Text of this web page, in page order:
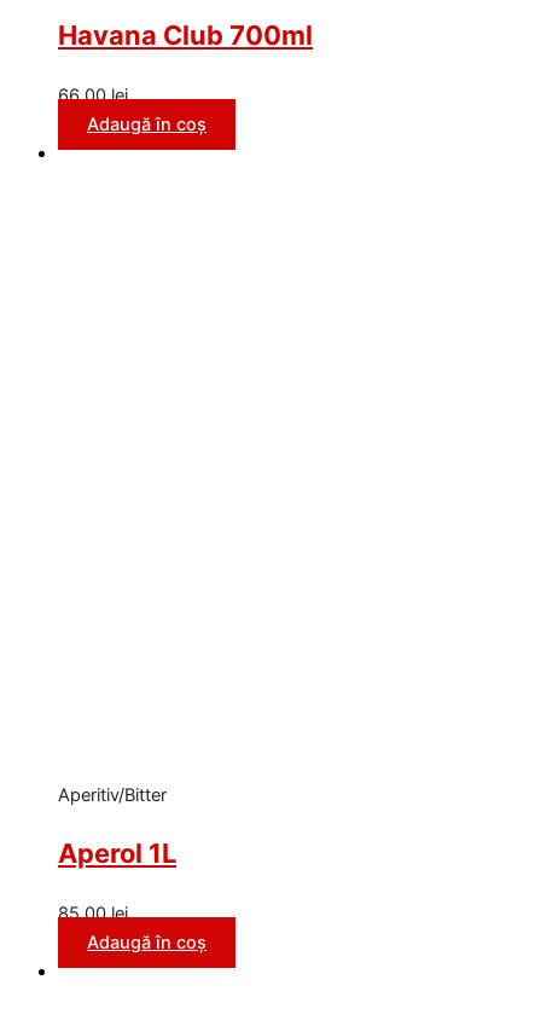
Havana Club 700ml
66,00lei
Adaugă în coș
Aperitiv/Bitter
Aperol 1L
85,00lei
Adaugă în coș